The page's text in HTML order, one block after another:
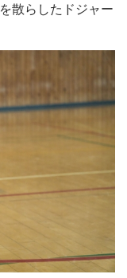
散らしたドジャー